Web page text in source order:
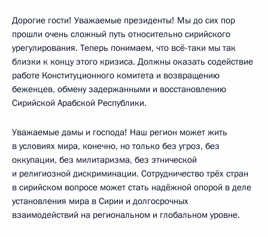
Дорогие гости! Уважаемые президенты! Мы до сих пор
прошли очень сложный путь относительно сирийского
урегулирования. Теперь понимаем, что всё-таки мы так
близки к концу этого кризиса. Должны оказать содействие
работе Конституционного комитета и возвращению
беженцев, обмену задержанными и восстановлению
Сирийской Арабской Республики.
Уважаемые дамы и господа! Наш регион может жить
в условиях мира, конечно, но только без угроз, без
оккупации, без милитаризма, без этнической
и религиозной дискриминации. Сотрудничество трёх стран
в сирийском вопросе может стать надёжной опорой в деле
установления мира в Сирии и долгосрочных
взаимодействий на региональном и глобальном уровне.